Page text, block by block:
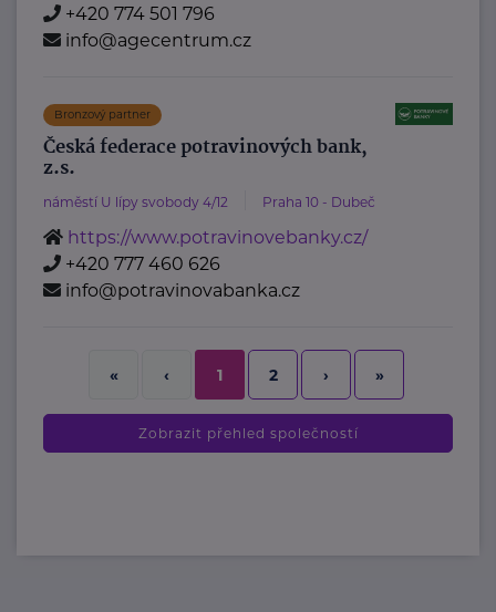
+420 774 501 796
info@agecentrum.cz
Bronzový partner
Česká federace potravinových bank,
z.s.
náměstí U lípy svobody 4/12 Praha 10 - Dubeč
https://www.potravinovebanky.cz/
+420 777 460 626
info@potravinovabanka.cz
« ‹ 1 2 › »
Zobrazit přehled společností